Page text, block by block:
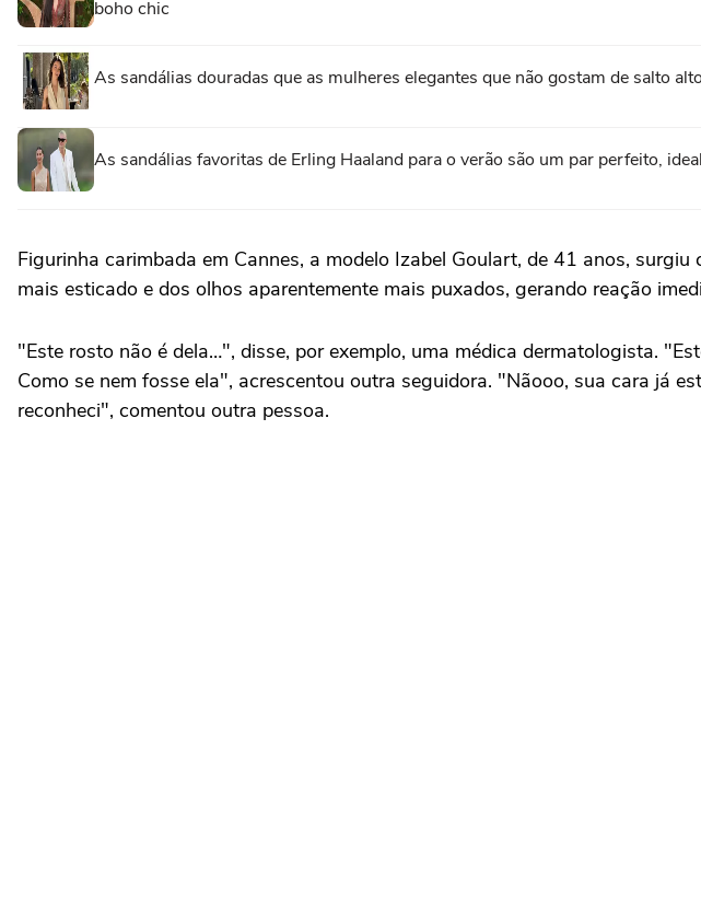
boho chic
As sandálias douradas que as mulheres elegantes que não gostam de salto
As sandálias favoritas de Erling Haaland para o verão são um par perfeito,
Figurinha carimbada em Cannes, a modelo Izabel Goulart, de 41 anos, surgiu
mais esticado e dos olhos aparentemente mais puxados, gerando reação
"Este rosto não é dela…", disse, por exemplo, uma médica dermatologista.
Como se nem fosse ela", acrescentou outra seguidora. "Nãooo, sua cara já
reconheci", comentou outra pessoa.